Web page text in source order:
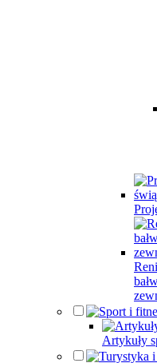
Artykuły